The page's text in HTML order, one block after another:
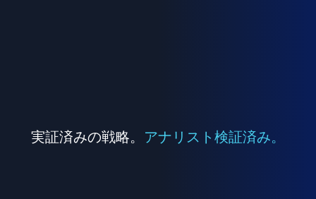
実証済みの戦略。 アナリスト検証済み。